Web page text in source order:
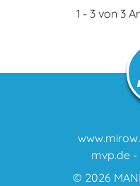
1 - 3 von 3
mvp.de -
© 2026